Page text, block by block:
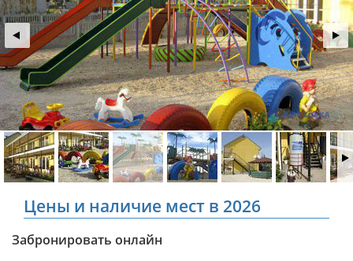
Цены и наличие мест в 2026
Забронировать онлайн